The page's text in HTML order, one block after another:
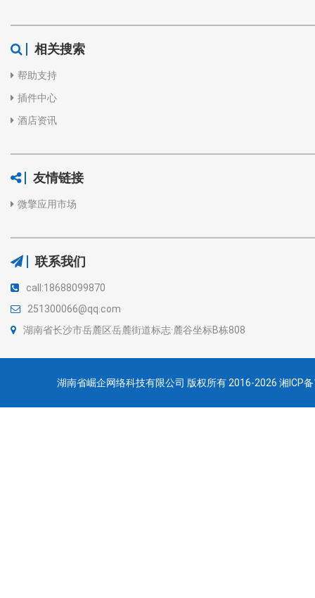
相关搜索
帮助支持
插件中心
酒店资讯
友情链接
微擎应用市场
联系我们
call:18688099870
251300066@qq.com
湖南省长沙市岳麓区岳麓街道标志·麓谷坐标B栋808
湖南省崛企网络科技有限公司 版权所有 2016-2026 湘ICP